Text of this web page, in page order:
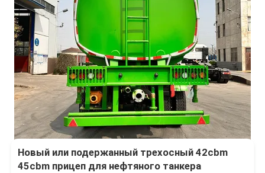
Новый или подержанный трехосный 42cbm
45cbm прицеп для нефтяного танкера